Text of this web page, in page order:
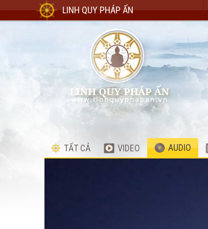
LINH QUY PHÁP ẤN
TẤT CẢ VIDEO AUDIO